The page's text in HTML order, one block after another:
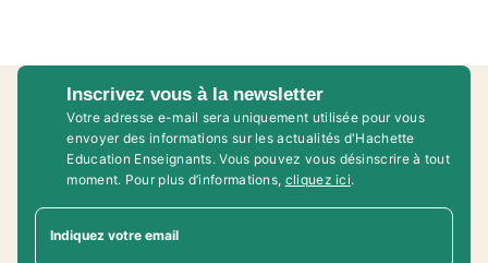
Inscrivez vous à la newsletter
Votre adresse e-mail sera uniquement utilisée pour vous
envoyer des informations sur les actualités d'Hachette
Education Enseignants. Vous pouvez vous désinscrire à tout
moment. Pour plus d’informations, cliquez ici.
Indiquez votre email